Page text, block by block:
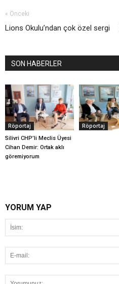
« Önceki
Lions Okulu’ndan çok özel sergi
SON HABERLER
Röportaj
Silivri CHP’li Meclis Üyesi
Cihan Demir: Ortak aklı
göremiyorum
Röportaj
YORUM YAP